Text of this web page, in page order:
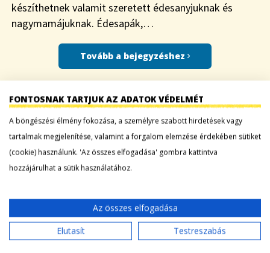
készíthetnek valamit szeretett édesanyjuknak és
nagymamájuknak. Édesapák,…
Tovább a bejegyzéshez
A HÍRES CSORBALEVES
Blog| 2020-11-12
FONTOSNAK TARTJUK AZ ADATOK VÉDELMÉT
A böngészési élmény fokozása, a személyre szabott hirdetések vagy
tartalmak megjelenítése, valamint a forgalom elemzése érdekében sütiket
(cookie) használunk. 'Az összes elfogadása' gombra kattintva
hozzájárulhat a sütik használatához.
Az összes elfogadása
Elutasít
Testreszabás